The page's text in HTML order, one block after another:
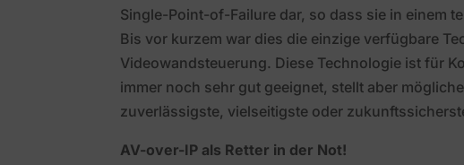
Single-Point-of-Failure dar, so dass sie in einem
Bis vor kurzem war dies die einzige verfügbare
Videowandsteuerung. Diese Technologie ist für
immer noch sehr gut geeignet, stellt aber
zuverlässigste, vielseitigste oder
AV-over-IP als Retter in der Not!